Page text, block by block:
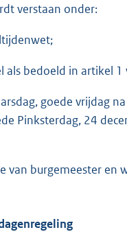
verstaan onder:
als bedoeld in artikel 1
goede vrijdag
Pinksterdag, 24
van burgemeester en